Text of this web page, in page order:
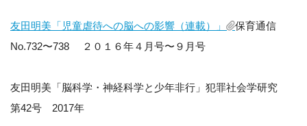
友田明美「児童虐待への脳への影響（連載）」
保育通信
No.732〜738 ２０１６年４月号〜９月号
友田明美「脳科学・神経科学と少年非行」犯罪社会学研究
第42号 2017年